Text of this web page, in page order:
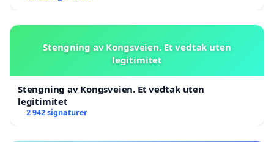
Stengning av Kongsveien. Et vedtak uten
legitimitet
Stengning av Kongsveien. Et vedtak uten
legitimitet
2 942 signaturer